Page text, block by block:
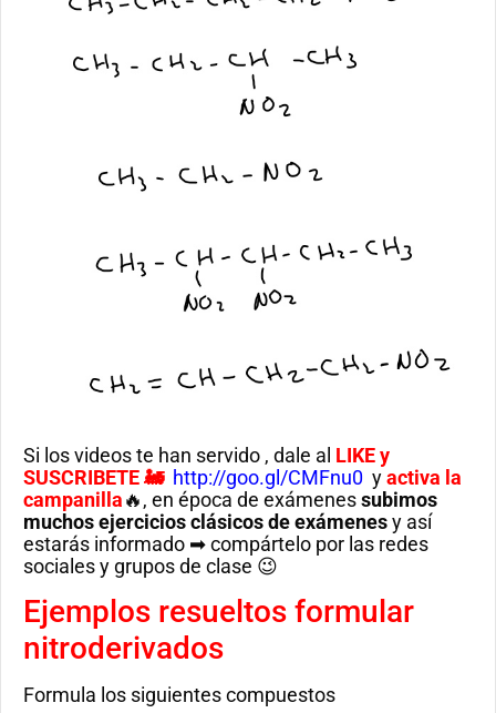
Si los videos te han servido , dale al LIKEy
SUSCRIBETE 🚂 http://goo.gl/CMFnu0 yactiva la
campanilla🔥, en época de exámenessubimos
muchos ejercicios clásicos de exámenesy así
estarás informado ➡ compártelo por las redes
sociales y grupos de clase 😉
Ejemplos resueltos formular
nitroderivados
Formula los siguientes compuestos